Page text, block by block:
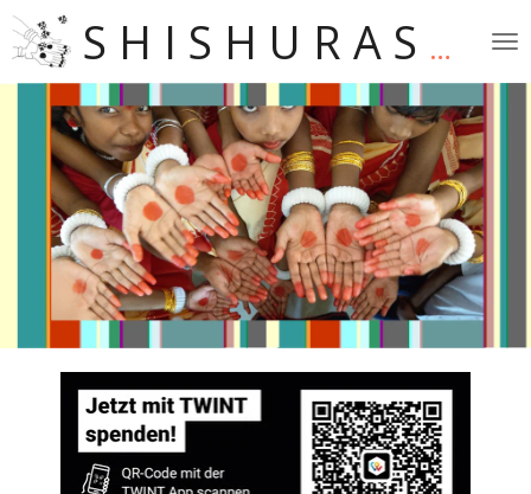
Zum
Hauptinhalt
springen
S H I S H U R A S H A